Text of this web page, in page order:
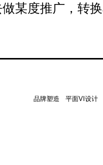
某度推广，转换
品牌塑造 平面VI设计